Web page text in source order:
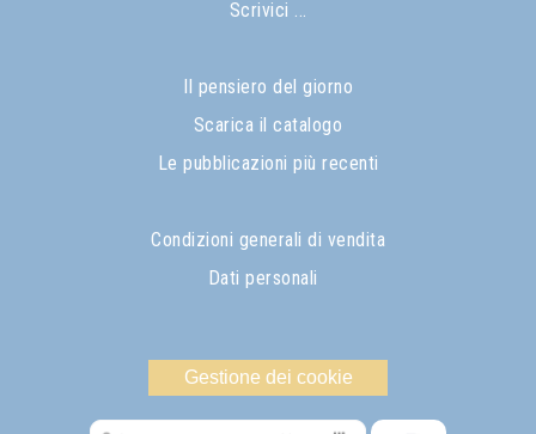
Scrivici ...
Il pensiero del giorno
Scarica il catalogo
Le pubblicazioni più recenti
Condizioni generali di vendita
Dati personali
Gestione dei cookie